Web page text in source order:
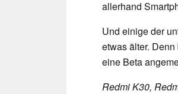
allerhand
Und einige der
etwas älter.
eine Beta
Redmi K30,